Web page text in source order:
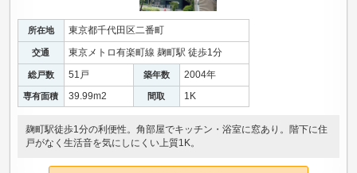
所在地 東京都千代田区二番町
交通 東京メトロ有楽町線 麹町駅 徒歩1分
総戸数 51戸 築年数 2004年
専有面積 39.99m2 間取 1K
麹町駅徒歩1分の利便性。角部屋でキッチン・浴室に窓あり。階下に住
戸がなく生活音を気にしにくい上質1K。